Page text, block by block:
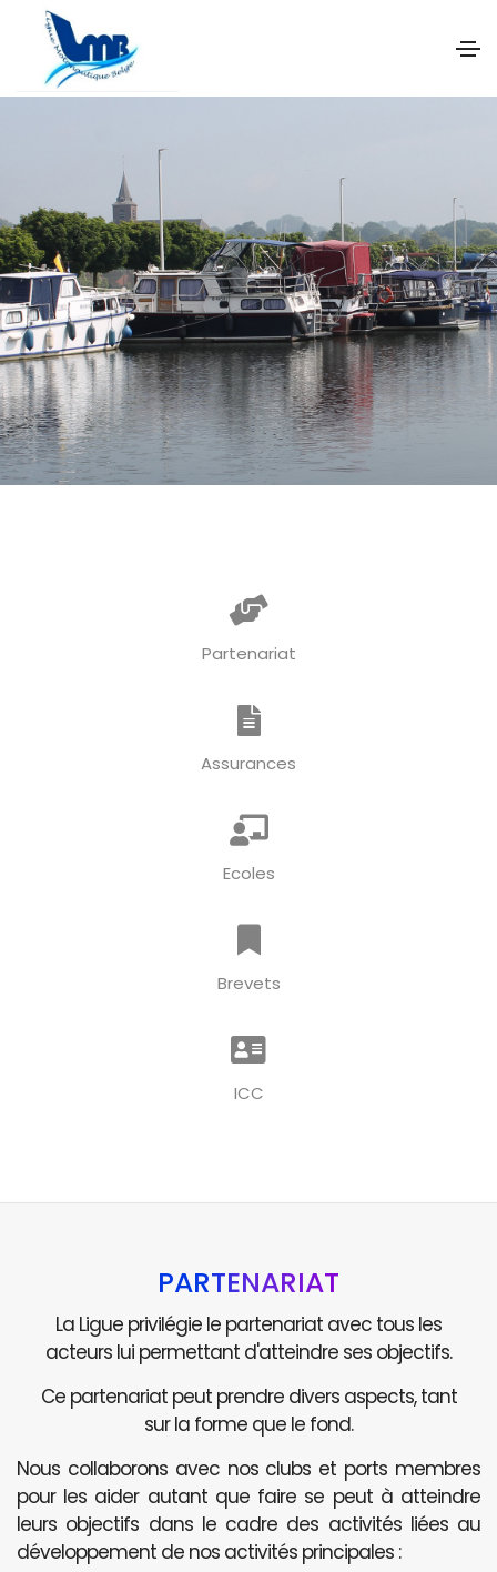
Partenariat
Assurances
Ecoles
Brevets
ICC
PARTENARIAT
La Ligue privilégie le partenariat avec tous les
acteurs lui permettant d'atteindre ses objectifs.
Ce partenariat peut prendre divers aspects, tant
sur la forme que le fond.
Nous collaborons avec nos clubs et ports membres
pour les aider autant que faire se peut à atteindre
leurs objectifs dans le cadre des activités liées au
développement de nos activités principales :